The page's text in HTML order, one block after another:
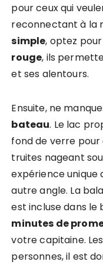
pour ceux qui
reconnectant à la
simple, optez pour
rouge, ils
et ses alentours.
Ensuite, ne
bateau. Le lac
fond de verre pour
truites nageant
expérience unique
autre angle. La
est incluse dans le
minutes de
votre capitaine.
personnes, il est